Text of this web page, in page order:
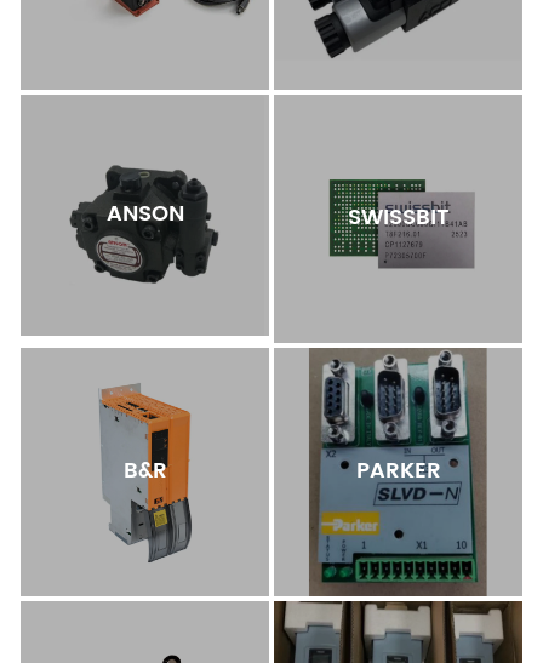
ANSON SWISSBIT
B&R PARKER